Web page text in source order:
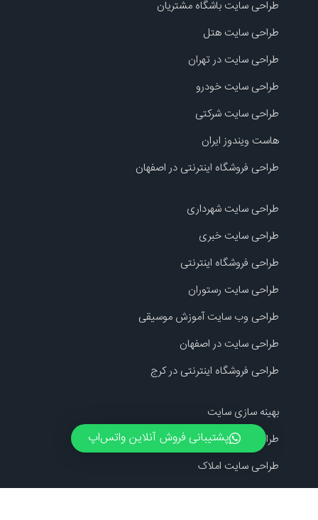
طراحی سایت باشگاه مشتریان
طراحی سایت هتل
طراحی سایت در تهران
طراحی سایت خودرو
طراحی سایت شرکتی
هاست ویندوز ایران
طراحی فروشگاه اینترنتی در اصفهان
طراحی سایت شهرداری
طراحی سایت خبری
طراحی فروشگاه اینترنتی
طراحی سایت رستوران
طراحی وب سایت آموزش موسیقی
طراحی سایت در اصفهان
طراحی فروشگاه اینترنتی در کرج
بهینه سازی سایت
طراحی وب سایت صنعتی
طراحی سایت املاک
طراحی سایت در کرج
پشتیبانی فروش آنلاین واتس‌اپ